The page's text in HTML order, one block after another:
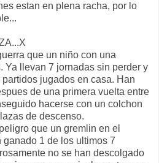
estan en plena racha, por lo
que un niño con una
Ya llevan 7 jornadas sin perder y
jugados en casa. Han
de una primera vuelta entre
hacerse con un colchon
de descenso.
que un gremlin en el
1 de los ultimos 7
no se han descolgado